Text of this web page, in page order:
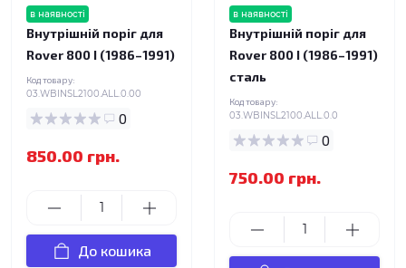
в наявності
Внутрішній поріг для
Rover 800 I (1986–1991)
Код товару:
03.WBINSL2100.ALL.0.00
0
850.00 грн.
До кошика
в наявності
Внутрішній поріг для
Rover 800 I (1986–1991)
сталь
Код товару:
03.WBINSL2100.ALL.0.0
0
750.00 грн.